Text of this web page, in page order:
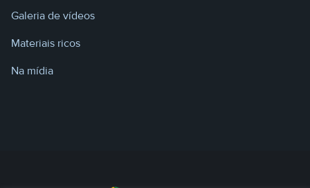
Galeria de vídeos
Materiais ricos
Na mídia